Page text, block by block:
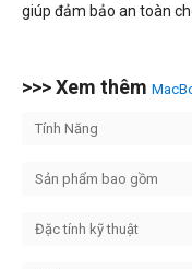
giúp đảm bảo an toàn
>>> Xem thêm
Tính Năng
Sản phẩm bao gồm
Đặc tính kỹ thuật